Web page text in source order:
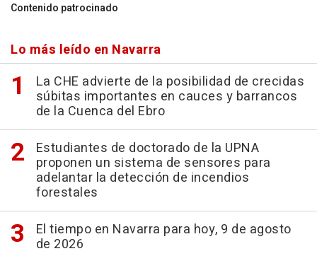
Contenido patrocinado
Lo más leído en Navarra
La CHE advierte de la posibilidad de crecidas
súbitas importantes en cauces y barrancos
de la Cuenca del Ebro
Estudiantes de doctorado de la UPNA
proponen un sistema de sensores para
adelantar la detección de incendios
forestales
El tiempo en Navarra para hoy, 9 de agosto
de 2026